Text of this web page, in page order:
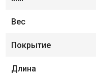
Вес
Покрытие
Длина